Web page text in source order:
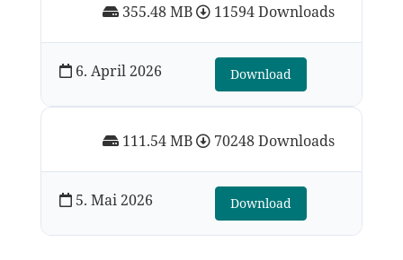
111.54 MB 70248 Downloads
5. Mai 2026 Download
355.48 MB 11594 Downloads
6. April 2026 Download